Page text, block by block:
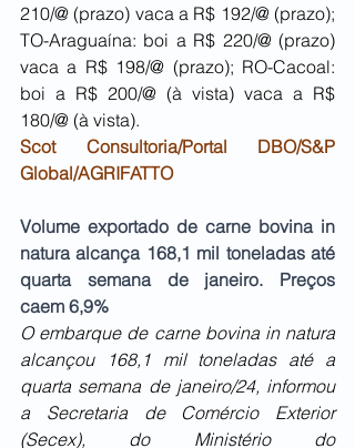
210/@ (prazo) vaca a R$ 192/@ (prazo);
TO-Araguaína: boi a R$ 220/@ (prazo)
vaca a R$ 198/@ (prazo); RO-Cacoal:
boi a R$ 200/@ (à vista) vaca a R$
180/@ (à vista).
Scot Consultoria/Portal DBO/S&P
Global/AGRIFATTO
Volume exportado de carne bovina in
natura alcança 168,1 mil toneladas até
quarta semana de janeiro. Preços
caem 6,9%
O embarque de carne bovina in natura
alcançou 168,1 mil toneladas até a
quarta semana de janeiro/24, informou
a Secretaria de Comércio Exterior
(Secex), do Ministério do